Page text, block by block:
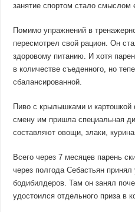
занятие спортом стало смыслом
Помимо упражнений в
пересмотрел свой рацион. Он
здоровому питанию. И хотя
в количестве съеденного, но
сбалансированной.
Пиво с крылышками и картошкой
смену им пришла специальная
составляют овощи, злаки,
Всего через 7 месяцев парень
через полгода Себастьян принял
бодибилдеров. Там он занял
удостоился отдельного приза в